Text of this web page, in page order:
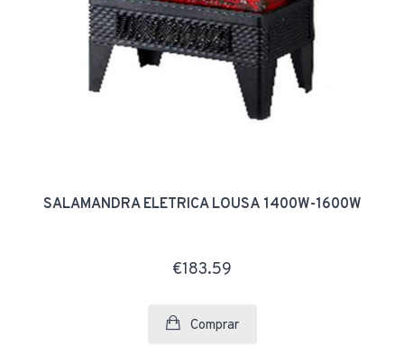
SALAMANDRA ELÉTRICA LOUSÃ 1400W-1600W
€183.59
Comprar